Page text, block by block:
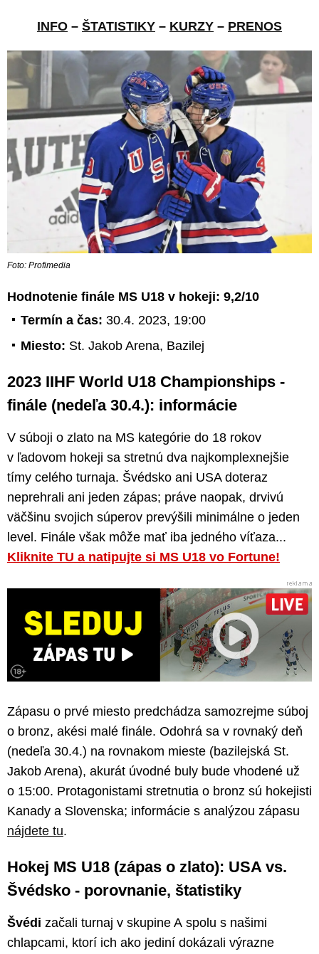
INFO – ŠTATISTIKY – KURZY – PRENOS
Foto: Profimedia
Hodnotenie finále MS U18 v hokeji: 9,2/10
Termín a čas: 30.4. 2023, 19:00
Miesto: St. Jakob Arena, Bazilej
2023 IIHF World U18 Championships -
finále (nedeľa 30.4.): informácie
V súboji o zlato na MS kategórie do 18 rokov
v ľadovom hokeji sa stretnú dva najkomplexnejšie
tímy celého turnaja. Švédsko ani USA doteraz
neprehrali ani jeden zápas; práve naopak, drvivú
väčšinu svojich súperov prevýšili minimálne o jeden
level. Finále však môže mať iba jedného víťaza...
Kliknite TU a natipujte si MS U18 vo Fortune!
Zápasu o prvé miesto predchádza samozrejme súboj
o bronz, akési malé finále. Odohrá sa v rovnaký deň
(nedeľa 30.4.) na rovnakom mieste (bazilejská St.
Jakob Arena), akurát úvodné buly bude vhodené už
o 15:00. Protagonistami stretnutia o bronz sú hokejisti
Kanady a Slovenska; informácie s analýzou zápasu
nájdete tu.
Hokej MS U18 (zápas o zlato): USA vs.
Švédsko - porovnanie, štatistiky
Švédi začali turnaj v skupine A spolu s našimi
chlapcami, ktorí ich ako jediní dokázali výrazne